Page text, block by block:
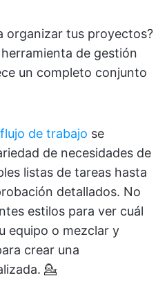
organizar tus proyectos?
herramienta de gestión
un completo conjunto
de trabajo se
de necesidades de
listas de tareas hasta
detallados. No
estilos para ver cuál
equipo o mezclar y
crear una
💁